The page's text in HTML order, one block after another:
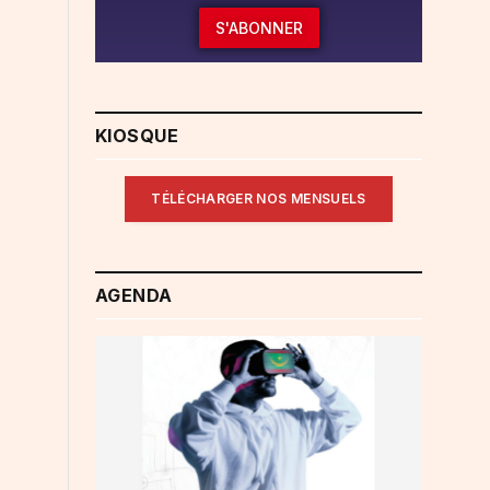
S'ABONNER
KIOSQUE
TÉLÉCHARGER NOS MENSUELS
AGENDA